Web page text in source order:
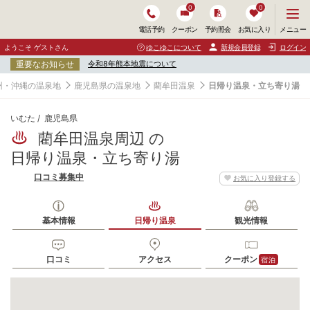
電話予約 クーポン
0
予約照会 お気に入り
0
ニ
ュ
ー
開
く
メニュー
ようこそ ゲストさん ゆこゆこについて 新規会員登録 ログイン
重要なお知らせ 令和8年熊本地震について
・沖縄の温泉地 鹿児島県の温泉地 藺牟田温泉 日帰り温泉・立ち寄り湯
いむた 鹿児島県
藺牟田温泉周辺 の
日帰り温泉・立ち寄り湯
お気に入り登録する
口コミ募集中
基本情報 日帰り温泉 観光情報
口コミ アクセス クーポン 宿泊